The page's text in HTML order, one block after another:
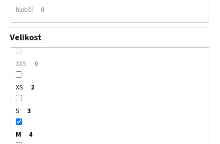
hlubší 0
Velikost
XXS 0
XS 2
S 3
M 4